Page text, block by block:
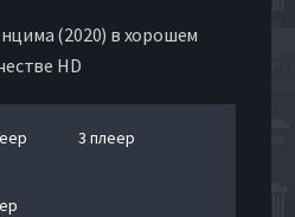
(2020) в хорошем
HD
3 плеер